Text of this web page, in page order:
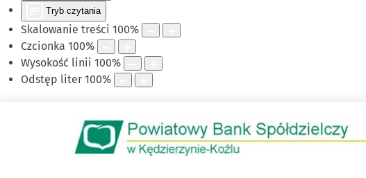
Tryb czytania
Skalowanie treści 100%
Czcionka 100%
Wysokość linii 100%
Odstęp liter 100%